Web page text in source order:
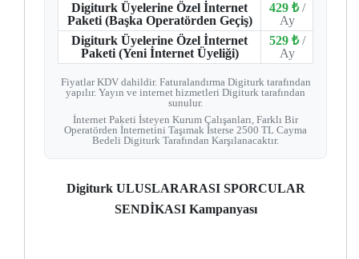
Digiturk Üyelerine Özel İnternet
Paketi (Başka Operatörden Geçiş)
429 ₺ /
Ay
Digiturk Üyelerine Özel İnternet
Paketi (Yeni İnternet Üyeliği)
529 ₺ /
Ay
Fiyatlar KDV dahildir. Faturalandırma Digiturk tarafından
yapılır. Yayın ve internet hizmetleri Digiturk tarafından
sunulur.
İnternet Paketi İsteyen Kurum Çalışanları, Farklı Bir
Operatörden İnternetini Taşımak İsterse 2500 TL Cayma
Bedeli Digiturk Tarafından Karşılanacaktır.
Digiturk ULUSLARARASI SPORCULAR
SENDİKASI Kampanyası